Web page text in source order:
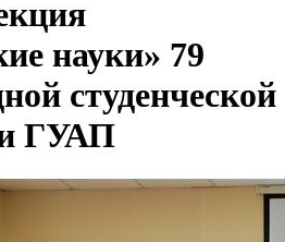
науки» 79
студенческой
ГУАП